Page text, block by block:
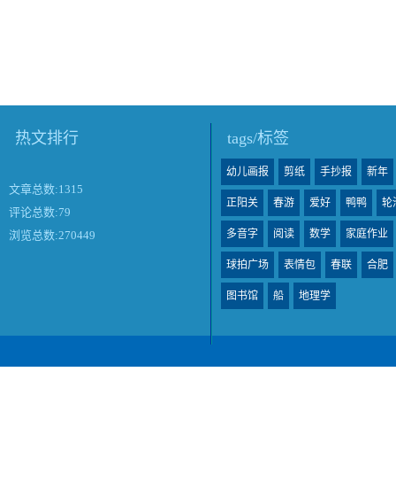
热文排行
文章总数:1315
评论总数:79
浏览总数:270449
tags/标签
幼儿画报 剪纸 手抄报 新年
正阳关 春游 爱好 鸭鸭 轮
多音字 阅读 数学 家庭作业
球拍广场 表情包 春联 合肥
图书馆 船 地理学